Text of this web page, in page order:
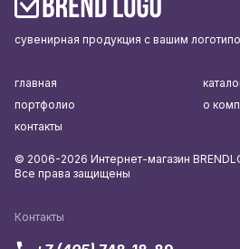
сувенирная продукция с вашим
Контакты
главная
портфолио
о
контакты
© 2006-2026 Интернет-магазин
Все права защищены